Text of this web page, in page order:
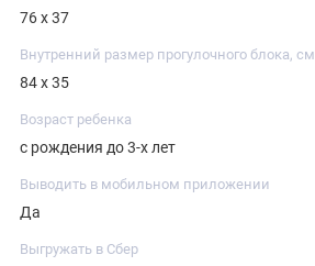
76 х 37
Внутренний размер прогулочного блока, см
84 х 35
Возраст ребенка
с рождения до 3-х лет
Выводить в мобильном приложении
Да
Выгружать в Сбер